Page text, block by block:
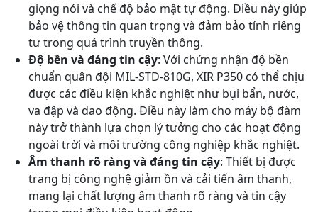
giọng nói và chế độ bảo mật tự động. Điều này giúp
bảo vệ thông tin quan trọng và đảm bảo tính riêng
tư trong quá trình truyền thông.
Độ bền và đáng tin cậy: Với chứng nhận độ bền
chuẩn quân đội MIL-STD-810G, XIR P350 có thể chịu
được các điều kiện khắc nghiệt như bụi bẩn, nước,
va đập và dao động. Điều này làm cho máy bộ đàm
này trở thành lựa chọn lý tưởng cho các hoạt động
ngoài trời và môi trường công nghiệp khắc nghiệt.
Âm thanh rõ ràng và đáng tin cậy: Thiết bị được
trang bị công nghệ giảm ồn và cải tiến âm thanh,
mang lại chất lượng âm thanh rõ ràng và tin cậy